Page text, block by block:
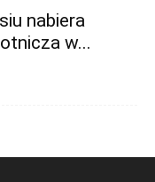
nabiera
w...